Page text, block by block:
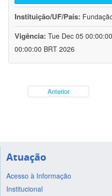
Instituição/UF/País:
Vigência: Tue Dec 05
00:00:00 BRT 2026
Anterior
Atuação
Acesso à Informação
Institucional